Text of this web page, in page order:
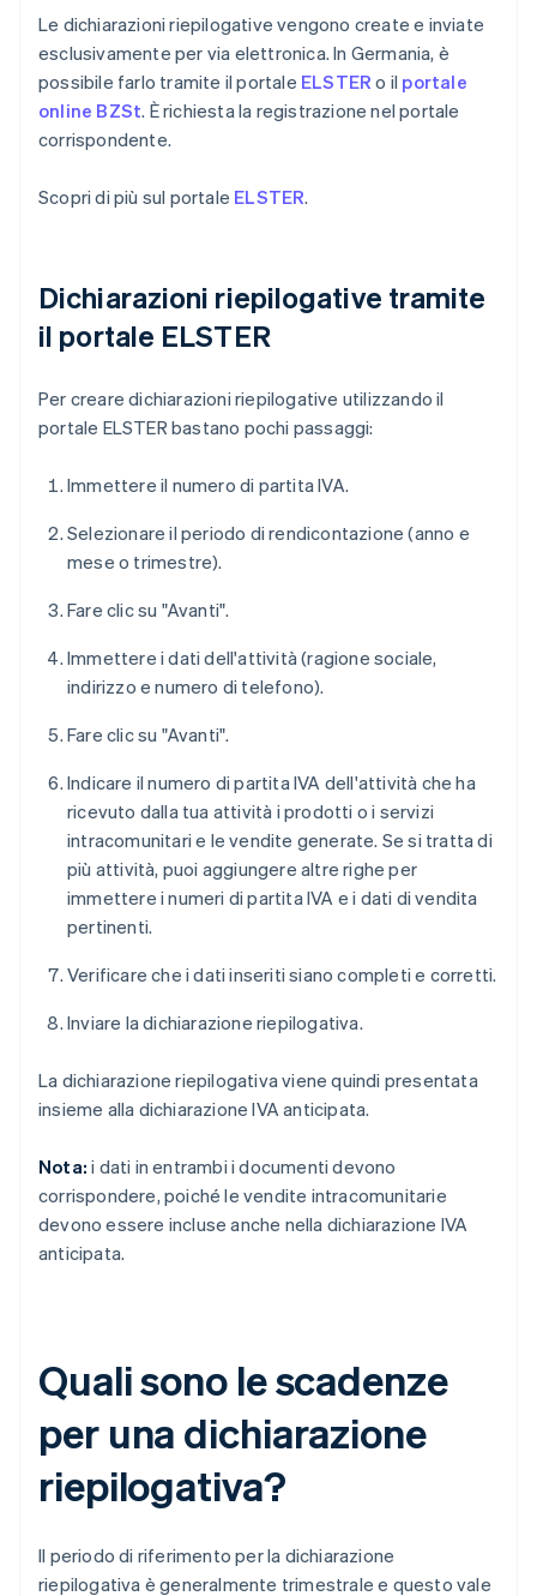
Le dichiarazioni riepilogative vengono create e inviate
esclusivamente per via elettronica. In Germania, è
possibile farlo tramite il portale ELSTER o il portale
online BZSt. È richiesta la registrazione nel portale
corrispondente.
Scopri di più sul portale ELSTER.
Dichiarazioni riepilogative tramite
il portale ELSTER
Per creare dichiarazioni riepilogative utilizzando il
portale ELSTER bastano pochi passaggi:
Immettere il numero di partita IVA.
Selezionare il periodo di rendicontazione (anno e
mese o trimestre).
Fare clic su "Avanti".
Immettere i dati dell'attività (ragione sociale,
indirizzo e numero di telefono).
Fare clic su "Avanti".
Indicare il numero di partita IVA dell'attività che ha
ricevuto dalla tua attività i prodotti o i servizi
intracomunitari e le vendite generate. Se si tratta di
più attività, puoi aggiungere altre righe per
immettere i numeri di partita IVA e i dati di vendita
pertinenti.
Verificare che i dati inseriti siano completi e corretti.
Inviare la dichiarazione riepilogativa.
La dichiarazione riepilogativa viene quindi presentata
insieme alla dichiarazione IVA anticipata.
Nota: i dati in entrambi i documenti devono
corrispondere, poiché le vendite intracomunitarie
devono essere incluse anche nella dichiarazione IVA
anticipata.
Quali sono le scadenze
per una dichiarazione
riepilogativa?
Il periodo di riferimento per la dichiarazione
riepilogativa è generalmente trimestrale e questo vale